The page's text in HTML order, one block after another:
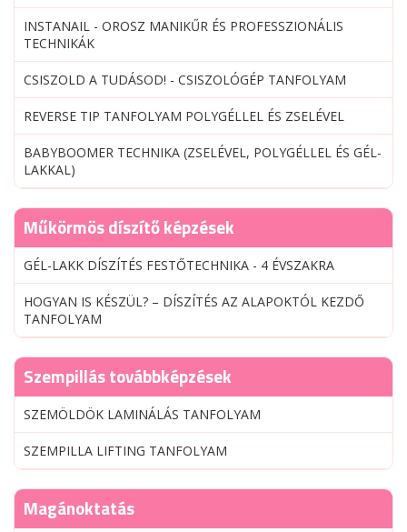
INSTANAIL - OROSZ MANIKŰR ÉS PROFESSZIONÁLIS
TECHNIKÁK
CSISZOLD A TUDÁSOD! - CSISZOLÓGÉP TANFOLYAM
REVERSE TIP TANFOLYAM POLYGÉLLEL ÉS ZSELÉVEL
BABYBOOMER TECHNIKA (ZSELÉVEL, POLYGÉLLEL ÉS GÉL-
LAKKAL)
Műkörmös díszítő képzések
GÉL-LAKK DÍSZÍTÉS FESTŐTECHNIKA - 4 ÉVSZAKRA
HOGYAN IS KÉSZÜL? – DÍSZÍTÉS AZ ALAPOKTÓL KEZDŐ
TANFOLYAM
Szempillás továbbképzések
SZEMÖLDÖK LAMINÁLÁS TANFOLYAM
SZEMPILLA LIFTING TANFOLYAM
Magánoktatás